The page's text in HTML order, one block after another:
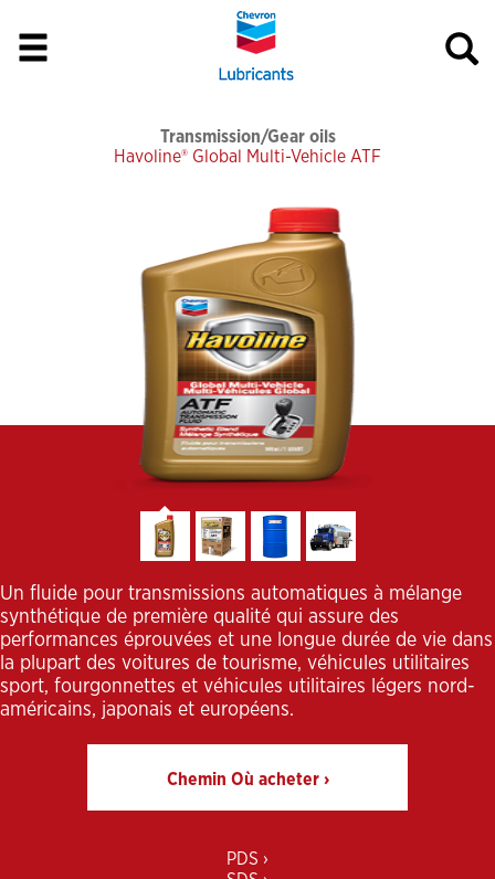
Transmission/Gear oils
Havoline® Global Multi-Vehicle ATF
Un fluide pour transmissions automatiques à mélange
synthétique de première qualité qui assure des
performances éprouvées et une longue durée de vie dans
la plupart des voitures de tourisme, véhicules utilitaires
sport, fourgonnettes et véhicules utilitaires légers nord-
américains, japonais et européens.
Chemin Où acheter ›
PDS ›